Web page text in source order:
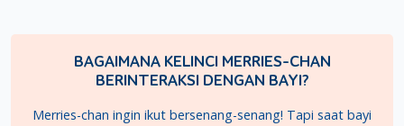
BAGAIMANA KELINCI MERRIES-CHAN
BERINTERAKSI DENGAN BAYI?
Merries-chan ingin ikut bersenang-senang! Tapi saat bayi